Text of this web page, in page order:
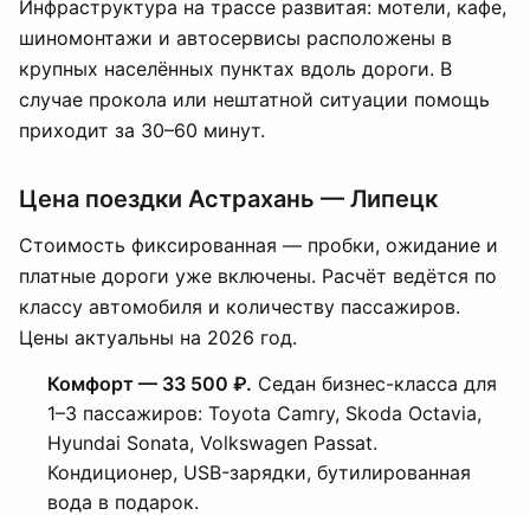
Инфраструктура на трассе развитая: мотели, кафе,
шиномонтажи и автосервисы расположены в
крупных населённых пунктах вдоль дороги. В
случае прокола или нештатной ситуации помощь
приходит за 30–60 минут.
Цена поездки Астрахань — Липецк
Стоимость фиксированная — пробки, ожидание и
платные дороги уже включены. Расчёт ведётся по
классу автомобиля и количеству пассажиров.
Цены актуальны на 2026 год.
Комфорт — 33 500 ₽. Седан бизнес-класса для
1–3 пассажиров: Toyota Camry, Skoda Octavia,
Hyundai Sonata, Volkswagen Passat.
Кондиционер, USB-зарядки, бутилированная
вода в подарок.